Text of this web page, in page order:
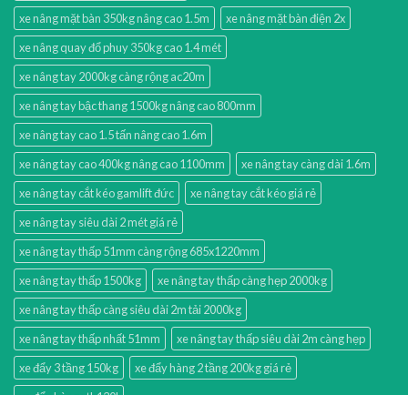
xe nâng mặt bàn 350kg nâng cao 1.5m
xe nâng mặt bàn điện 2x
xe nâng quay đổ phuy 350kg cao 1.4 mét
xe nâng tay 2000kg càng rộng ac20m
xe nâng tay bậc thang 1500kg nâng cao 800mm
xe nâng tay cao 1.5 tấn nâng cao 1.6m
xe nâng tay cao 400kg nâng cao 1100mm
xe nâng tay càng dài 1.6m
xe nâng tay cắt kéo gamlift đức
xe nâng tay cắt kéo giá rẻ
xe nâng tay siêu dài 2 mét giá rẻ
xe nâng tay thấp 51mm càng rộng 685x1220mm
xe nâng tay thấp 1500kg
xe nâng tay thấp càng hẹp 2000kg
xe nâng tay thấp càng siêu dài 2m tải 2000kg
xe nâng tay thấp nhất 51mm
xe nâng tay thấp siêu dài 2m càng hẹp
xe đẩy 3 tầng 150kg
xe đẩy hàng 2 tầng 200kg giá rẻ